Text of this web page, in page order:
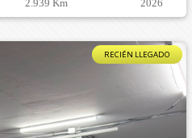
2.939 Km 2026
RECIÉN LLEGADO